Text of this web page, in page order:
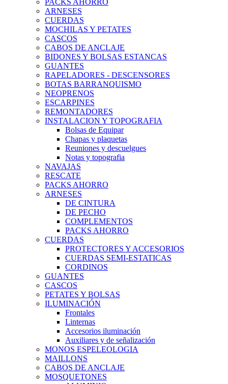
PACKS AHORRO
ARNESES
CUERDAS
MOCHILAS Y PETATES
CASCOS
CABOS DE ANCLAJE
BIDONES Y BOLSAS ESTANCAS
GUANTES
RAPELADORES - DESCENSORES
BOTAS BARRANQUISMO
NEOPRENOS
ESCARPINES
REMONTADORES
INSTALACION Y TOPOGRAFIA
Bolsas de Equipar
Chapas y plaquetas
Reuniones y descuelgues
Notas y topografia
NAVAJAS
RESCATE
PACKS AHORRO
ARNESES
DE CINTURA
DE PECHO
COMPLEMENTOS
PACKS AHORRO
CUERDAS
PROTECTORES Y ACCESORIOS
CUERDAS SEMI-ESTATICAS
CORDINOS
GUANTES
CASCOS
PETATES Y BOLSAS
ILUMINACIÓN
Frontales
Linternas
Accesorios iluminación
Auxiliares y de señalización
MONOS ESPELEOLOGIA
MAILLONS
CABOS DE ANCLAJE
MOSQUETONES